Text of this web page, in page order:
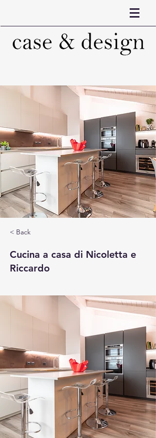
< Back
Cucina a casa di Nicoletta e
Riccardo